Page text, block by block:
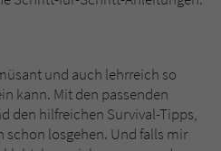
und auch lehrreich so
kann. Mit den passenden
den hilfreichen Survival-Tipps,
schon losgehen. Und falls mir